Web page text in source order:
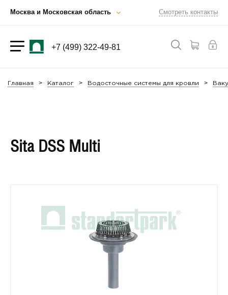
Москва и Московская область Смотреть контакты
+7 (499) 322-49-81
Главная Каталог Водосточные системы для кровли
Sita DSS Multi